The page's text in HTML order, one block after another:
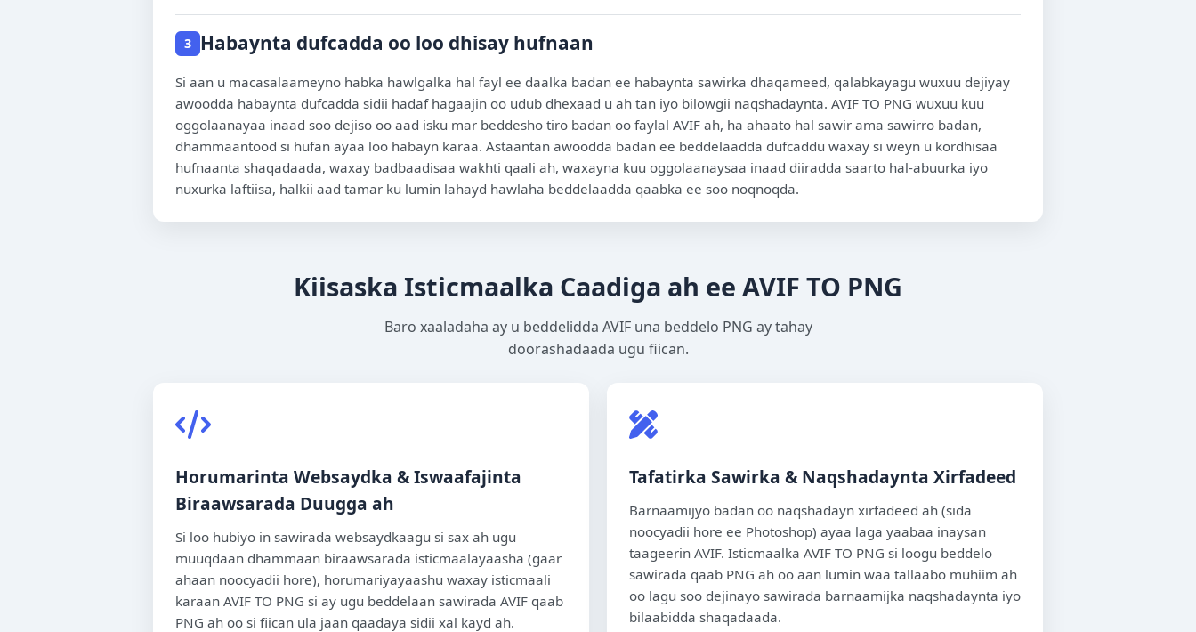
3 Habaynta dufcadda oo loo dhisay hufnaan
Si aan u macasalaameyno habka hawlgalka hal fayl ee daalka badan ee habaynta sawirka dhaqameed, qalabkayagu wuxuu dejiyay
awoodda habaynta dufcadda sidii hadaf hagaajin oo udub dhexaad u ah tan iyo bilowgii naqshadaynta. AVIF TO PNG wuxuu kuu
oggolaanayaa inaad soo dejiso oo aad isku mar beddesho tiro badan oo faylal AVIF ah, ha ahaato hal sawir ama sawirro badan,
dhammaantood si hufan ayaa loo habayn karaa. Astaantan awoodda badan ee beddelaadda dufcaddu waxay si weyn u kordhisaa
hufnaanta shaqadaada, waxay badbaadisaa wakhti qaali ah, waxayna kuu oggolaanaysaa inaad diiradda saarto hal-abuurka iyo
nuxurka laftiisa, halkii aad tamar ku lumin lahayd hawlaha beddelaadda qaabka ee soo noqnoqda.
Kiisaska Isticmaalka Caadiga ah ee AVIF TO PNG
Baro xaaladaha ay u beddelidda AVIF una beddelo PNG ay tahay
doorashadaada ugu fiican.
Horumarinta Websaydka & Iswaafajinta
Biraawsarada Duugga ah
Si loo hubiyo in sawirada websaydkaagu si sax ah ugu
muuqdaan dhammaan biraawsarada isticmaalayaasha (gaar
ahaan noocyadii hore), horumariyayaashu waxay isticmaali
karaan AVIF TO PNG si ay ugu beddelaan sawirada AVIF qaab
PNG ah oo si fiican ula jaan qaadaya sidii xal kayd ah.
Tafatirka Sawirka & Naqshadaynta Xirfadeed
Barnaamijyo badan oo naqshadayn xirfadeed ah (sida
noocyadii hore ee Photoshop) ayaa laga yaabaa inaysan
taageerin AVIF. Isticmaalka AVIF TO PNG si loogu beddelo
sawirada qaab PNG ah oo aan lumin waa tallaabo muhiim ah
oo lagu soo dejinayo sawirada barnaamijka naqshadaynta iyo
bilaabidda shaqadaada.